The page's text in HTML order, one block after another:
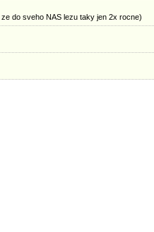
do sveho NAS lezu taky jen 2x rocne)